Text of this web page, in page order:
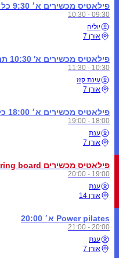
פילאטיס מכשירים א׳ 9:30 כל הרמות
09:30 - 10:30
יוליה
אורן 7
פילאטיס מכשירים א' 10:30 תרגול רך
10:30 - 11:30
עינת קזז
אורן 7
פילאטיס מכשירים א׳ 18:00 כל הרמות גב ומפרקים
18:00 - 19:00
ענת
אורן 7
פילאטיס מכשירים spring board א׳ 19:00 כל הרמות
19:00 - 20:00
ענת
אורן 14
Power pilates א׳ 20:00
20:00 - 21:00
ענת
אורן 7